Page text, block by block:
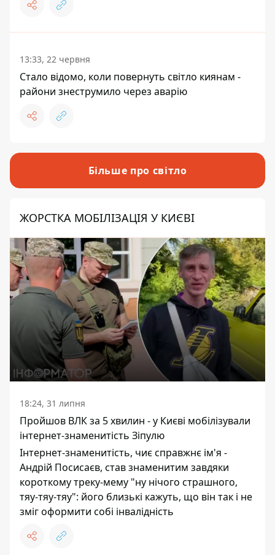
13:33, 22 червня
Стало відомо, коли повернуть світло киянам -
райони знеструмило через аварію
Більше про світло
ЖОРСТКА МОБІЛІЗАЦІЯ У КИЄВІ
18:24, 31 липня
Пройшов ВЛК за 5 хвилин - у Києві мобілізували
інтернет-знаменитість Зіпулю
Інтернет-знаменитість, чиє справжнє ім'я -
Андрій Посисаєв, став знаменитим завдяки
короткому треку-мему "ну нічого страшного,
тяу-тяу-тяу": його близькі кажуть, що він так і не
зміг оформити собі інвалідність